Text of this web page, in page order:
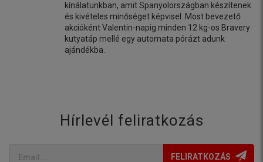
kínálatunkban, amit Spanyolországban készítenek
és kivételes minőséget képvisel. Most bevezető
akcióként Valentin-napig minden 12 kg-os Bravery
kutyatáp mellé egy automata pórázt adunk
ajándékba.
Hírlevél feliratkozás
FELIRATKOZÁS